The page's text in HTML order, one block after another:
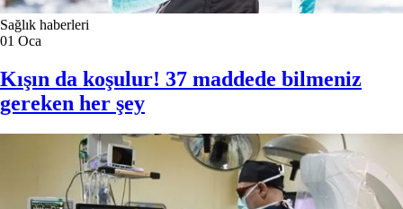
Sağlık haberleri
01 Oca
Kışın da koşulur! 37 maddede bilmeniz
gereken her şey